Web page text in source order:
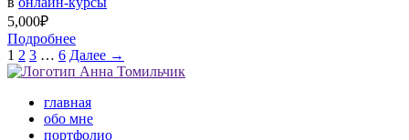
5,000₽
Подробнее
1 2 3 … 6 Далее →
главная
обо мне
портфолио